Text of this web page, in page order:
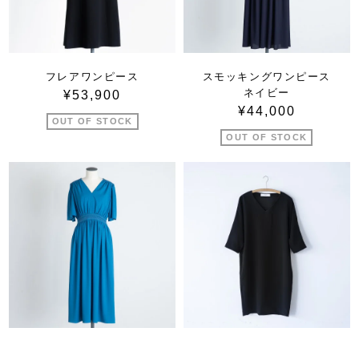
フレアワンピース
¥53,900
OUT OF STOCK
スモッキングワンピース
ネイビー
¥44,000
OUT OF STOCK